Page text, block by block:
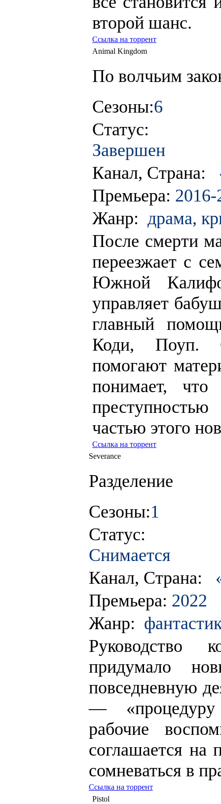
второй шанс.
Ссылка на торрент
Animal Kingdom
По волчьим
Сезоны:6
Статус:
Завершен
Канал, Страна:
Премьера: 2016-
Жанр: драма,
После смерти
переезжает с
Южной
управляет
главный
Коди, Поуп.
помогают
понимает,
частью этого
Ссылка на торрент
Severance
Разделение
Сезоны:1
Статус:
Снимается
Канал, Страна:
Премьера: 2022
Жанр:
Руководство
придумало
повседневную
— «процедуру
рабочие
соглашается на
сомневаться в
Ссылка на торрент
Pistol